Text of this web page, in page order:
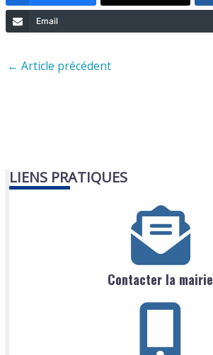
Email
← Article précédent
LIENS PRATIQUES
Contacter la mairie